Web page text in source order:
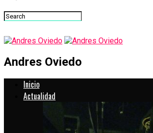
Andres Oviedo
Inicio
Actualidad